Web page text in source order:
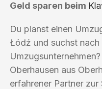
Geld sparen beim
Du planst einen
Łódź und suchst
Oberhausen aus
erfahrener Partner